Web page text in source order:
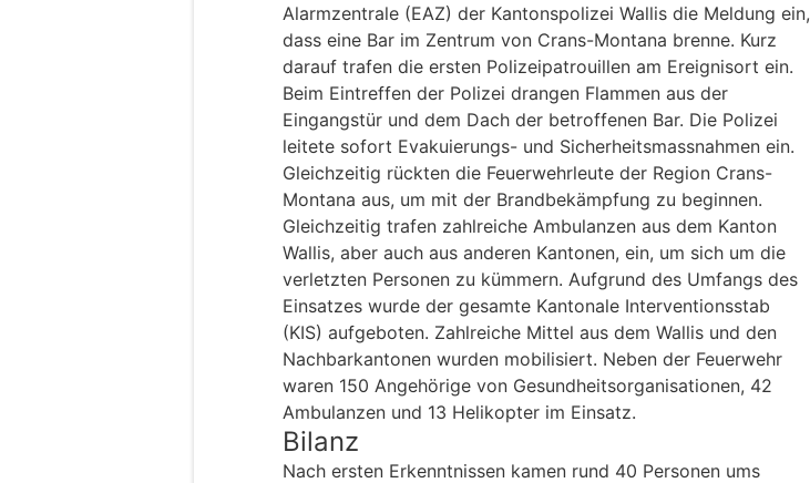
Alarmzentrale (EAZ) der Kantonspolizei Wallis die Meldung ein,
dass eine Bar im Zentrum von Crans-Montana brenne. Kurz
darauf trafen die ersten Polizeipatrouillen am Ereignisort ein.
Beim Eintreffen der Polizei drangen Flammen aus der
Eingangstür und dem Dach der betroffenen Bar. Die Polizei
leitete sofort Evakuierungs- und Sicherheitsmassnahmen ein.
Gleichzeitig rückten die Feuerwehrleute der Region Crans-
Montana aus, um mit der Brandbekämpfung zu beginnen.
Gleichzeitig trafen zahlreiche Ambulanzen aus dem Kanton
Wallis, aber auch aus anderen Kantonen, ein, um sich um die
verletzten Personen zu kümmern. Aufgrund des Umfangs des
Einsatzes wurde der gesamte Kantonale Interventionsstab
(KIS) aufgeboten. Zahlreiche Mittel aus dem Wallis und den
Nachbarkantonen wurden mobilisiert. Neben der Feuerwehr
waren 150 Angehörige von Gesundheitsorganisationen, 42
Ambulanzen und 13 Helikopter im Einsatz.
Bilanz
Nach ersten Erkenntnissen kamen rund 40 Personen ums